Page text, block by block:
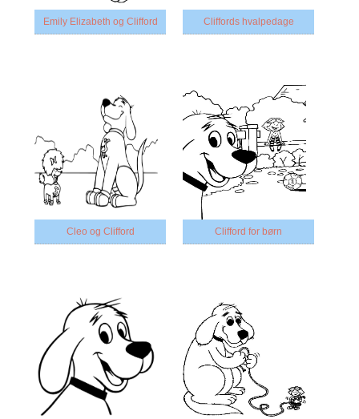
Emily Elizabeth og Clifford Cliffords hvalpedage
Cleo og Clifford Clifford for børn